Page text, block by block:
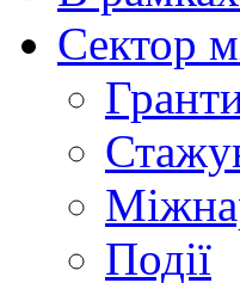
Сектор
Події